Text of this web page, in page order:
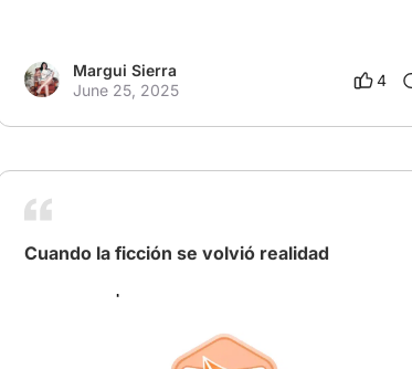
Margui Sierra
June 25, 2025
4
Cuando la ficción se volvió realidad